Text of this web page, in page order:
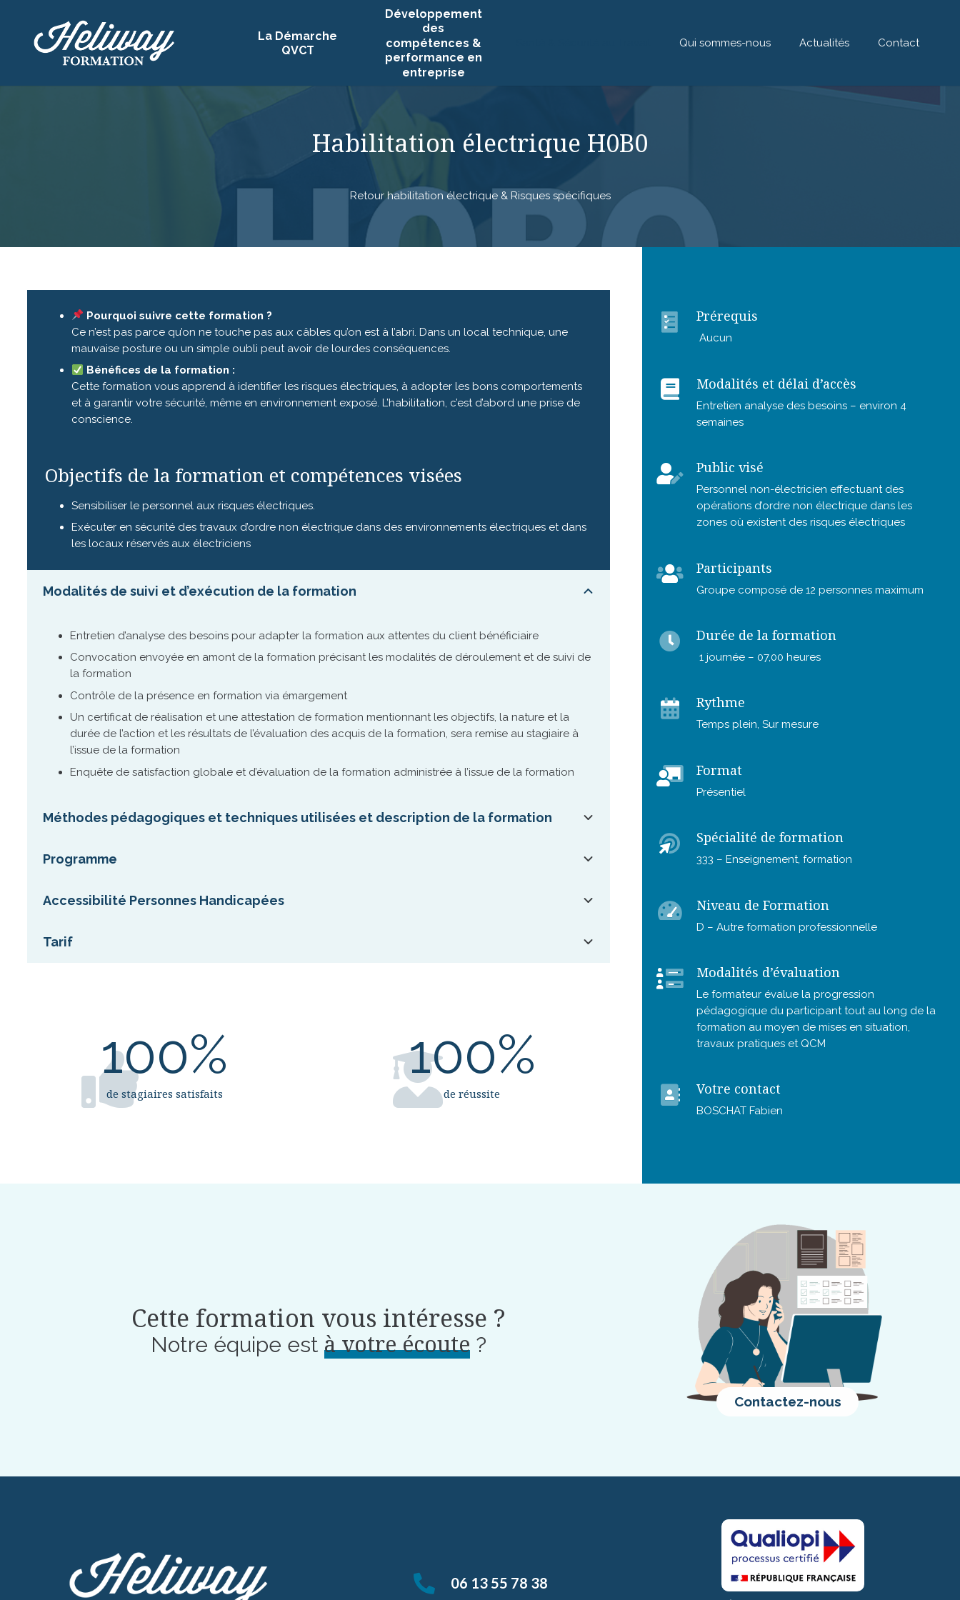
La Démarche
QVCT
Développement
des
compétences &
performance en
entreprise
Qui sommes-nous Actualités Contact
Habilitation électrique H0B0
Retour habilitation électrique & Risques spécifiques
Pourquoi suivre cette formation ?
Ce n’est pas parce qu’on ne touche pas aux câbles qu’on est à l’abri. Dans un local technique, une
mauvaise posture ou un simple oubli peut avoir de lourdes conséquences.
Bénéfices de la formation :
Cette formation vous apprend à identifier les risques électriques, à adopter les bons comportements
et à garantir votre sécurité, même en environnement exposé. L’habilitation, c’est d’abord une prise de
conscience.
Objectifs de la formation et compétences visées
Sensibiliser le personnel aux risques électriques.
Exécuter en sécurité des travaux d’ordre non électrique dans des environnements électriques et dans
les locaux réservés aux électriciens
Modalités de suivi et d’exécution de la formation
Entretien d’analyse des besoins pour adapter la formation aux attentes du client bénéficiaire
Convocation envoyée en amont de la formation précisant les modalités de déroulement et de suivi de
la formation
Contrôle de la présence en formation via émargement
Un certificat de réalisation et une attestation de formation mentionnant les objectifs, la nature et la
durée de l’action et les résultats de l’évaluation des acquis de la formation, sera remise au stagiaire à
l’issue de la formation
Enquête de satisfaction globale et d’évaluation de la formation administrée à l’issue de la formation
Méthodes pédagogiques et techniques utilisées et description de la formation
Programme
Accessibilité Personnes Handicapées
Tarif
100%
de stagiaires satisfaits
100%
de réussite
Prérequis
Aucun
Modalités et délai d’accès
Entretien analyse des besoins – environ 4
semaines
Public visé
Personnel non-électricien effectuant des
opérations d’ordre non électrique dans les
zones où existent des risques électriques
Participants
Groupe composé de 12 personnes maximum
Durée de la formation
1 journée – 07,00 heures
Rythme
Temps plein, Sur mesure
Format
Présentiel
Spécialité de formation
333 – Enseignement, formation
Niveau de Formation
D – Autre formation professionnelle
Modalités d’évaluation
Le formateur évalue la progression
pédagogique du participant tout au long de la
formation au moyen de mises en situation,
travaux pratiques et QCM
Votre contact
BOSCHAT Fabien
Cette formation vous intéresse ?
Notre équipe est à votre écoute?
Contactez-nous
06 13 55 78 38